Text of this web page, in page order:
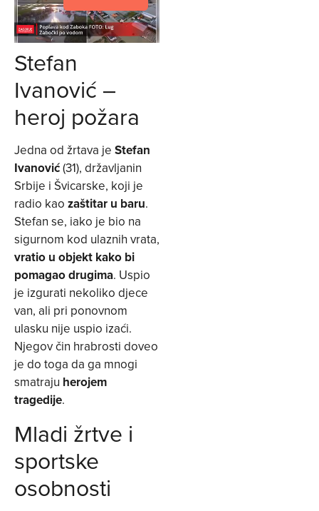
Stefan
Ivanović –
heroj požara
Jedna od žrtava je Stefan
Ivanović(31), državljanin
Srbije i Švicarske, koji je
radio kao zaštitar u baru.
Stefan se, iako je bio na
sigurnom kod ulaznih vrata,
vratio u objekt kako bi
pomagao drugima. Uspio
je izgurati nekoliko djece
van, ali pri ponovnom
ulasku nije uspio izaći.
Njegov čin hrabrosti doveo
je do toga da ga mnogi
smatraju herojem
tragedije.
Mladi žrtve i
sportske
osobnosti